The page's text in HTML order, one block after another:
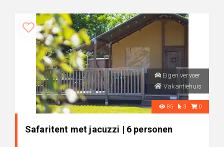
Eigen vervoer
Vakantiehuis
85 3 0
Safaritent met jacuzzi | 6 personen